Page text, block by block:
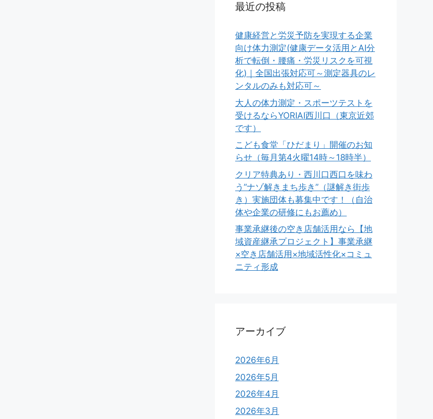
最近の投稿
健康経営と労災予防を実現する企業
向け体力測定(健康データ活用とAI分
析で転倒・腰痛・労災リスクを可視
化)｜全国出張対応可～測定器具のレ
ンタルのみも対応可～
大人の体力測定・スポーツテストを
受けるならYORIAI西川口（東京近郊
です）
こども食堂「ひだまり」開催のお知
らせ（毎月第4火曜14時～18時半）
クリア特典あり・西川口西口を味わ
う”ナゾ解きまち歩き”（謎解き街歩
き）実施団体も募集中です！（自治
体や企業の研修にもお薦め）
事業承継後の空き店舗活用なら【地
域資産継承プロジェクト】事業承継
×空き店舗活用×地域活性化×コミュ
ニティ形成
アーカイブ
2026年6月
2026年5月
2026年4月
2026年3月